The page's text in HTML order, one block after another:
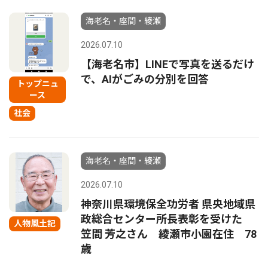
トップニュ
ース
社会
海老名・座間・綾瀬
2026.07.10
【海老名市】LINEで写真を送るだけ
で、AIがごみの分別を回答
人物風土記
海老名・座間・綾瀬
2026.07.10
神奈川県環境保全功労者 県央地域県
政総合センター所長表彰を受けた
笠間 芳之さん 綾瀬市小園在住 78
歳